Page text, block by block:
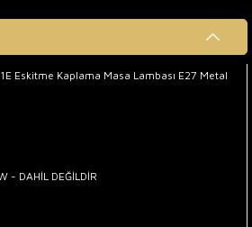
Eskitme Kaplama Masa Lambası E27 Metal
- DAHİL DEĞİLDİR